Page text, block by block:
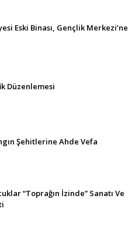
Eski Binası, Gençlik Merkezi’ne
Düzenlemesi
Şehitlerine Ahde Vefa
“Toprağın İzinde” Sanatı Ve